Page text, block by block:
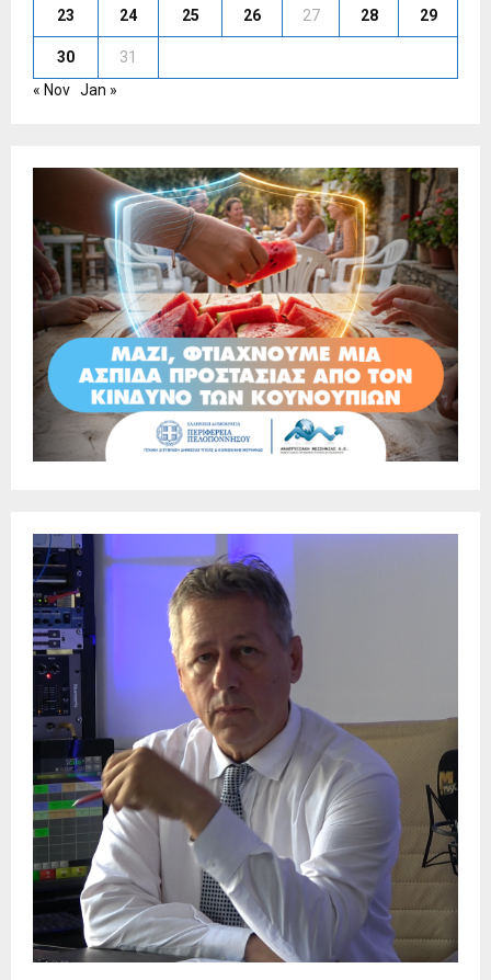
23 24 25 26 27 28 29
30
31
« Nov Jan »